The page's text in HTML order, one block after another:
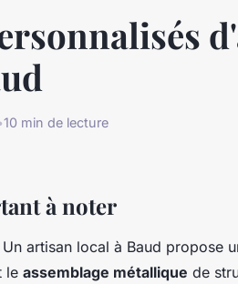
10 min de lecture
à noter
Un artisan local à Baud propose
le assemblage métallique de